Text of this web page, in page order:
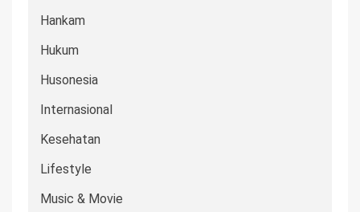
Hankam
Hukum
Husonesia
Internasional
Kesehatan
Lifestyle
Music & Movie